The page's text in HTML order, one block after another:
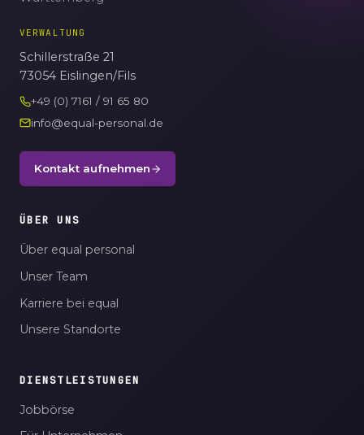
VERWALTUNG
Schillerstraße 21
73054 Eislingen/Fils
+49 (0) 7161 / 91 65 80
info@equal-personal.de
Kontakt aufnehmen
ÜBER UNS
Über equal personal
Unser Team
Karriere bei equal
Unsere Standorte
DIENSTLEISTUNGEN
Jobbörse